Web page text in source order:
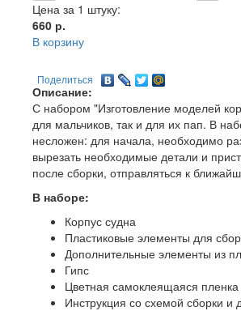
Цена за 1 штуку:
660р.
В корзину
Поделиться
Описание:
С набором "Изготовление моделей
для мальчиков, так и для их пап. В
несложен: для начала, необходимо
вырезать необходимые детали и
после сборки, отправляться к
В наборе:
Корпус судна
Пластиковые элементы для
Дополнительные элементы из
Гипс
Цветная самоклеящаяся
Инструкция со схемой сборки и